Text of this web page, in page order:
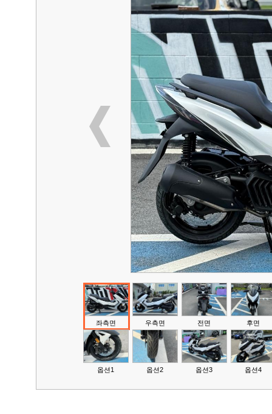
좌측면 우측면 전면 후면
옵션1 옵션2 옵션3 옵션4